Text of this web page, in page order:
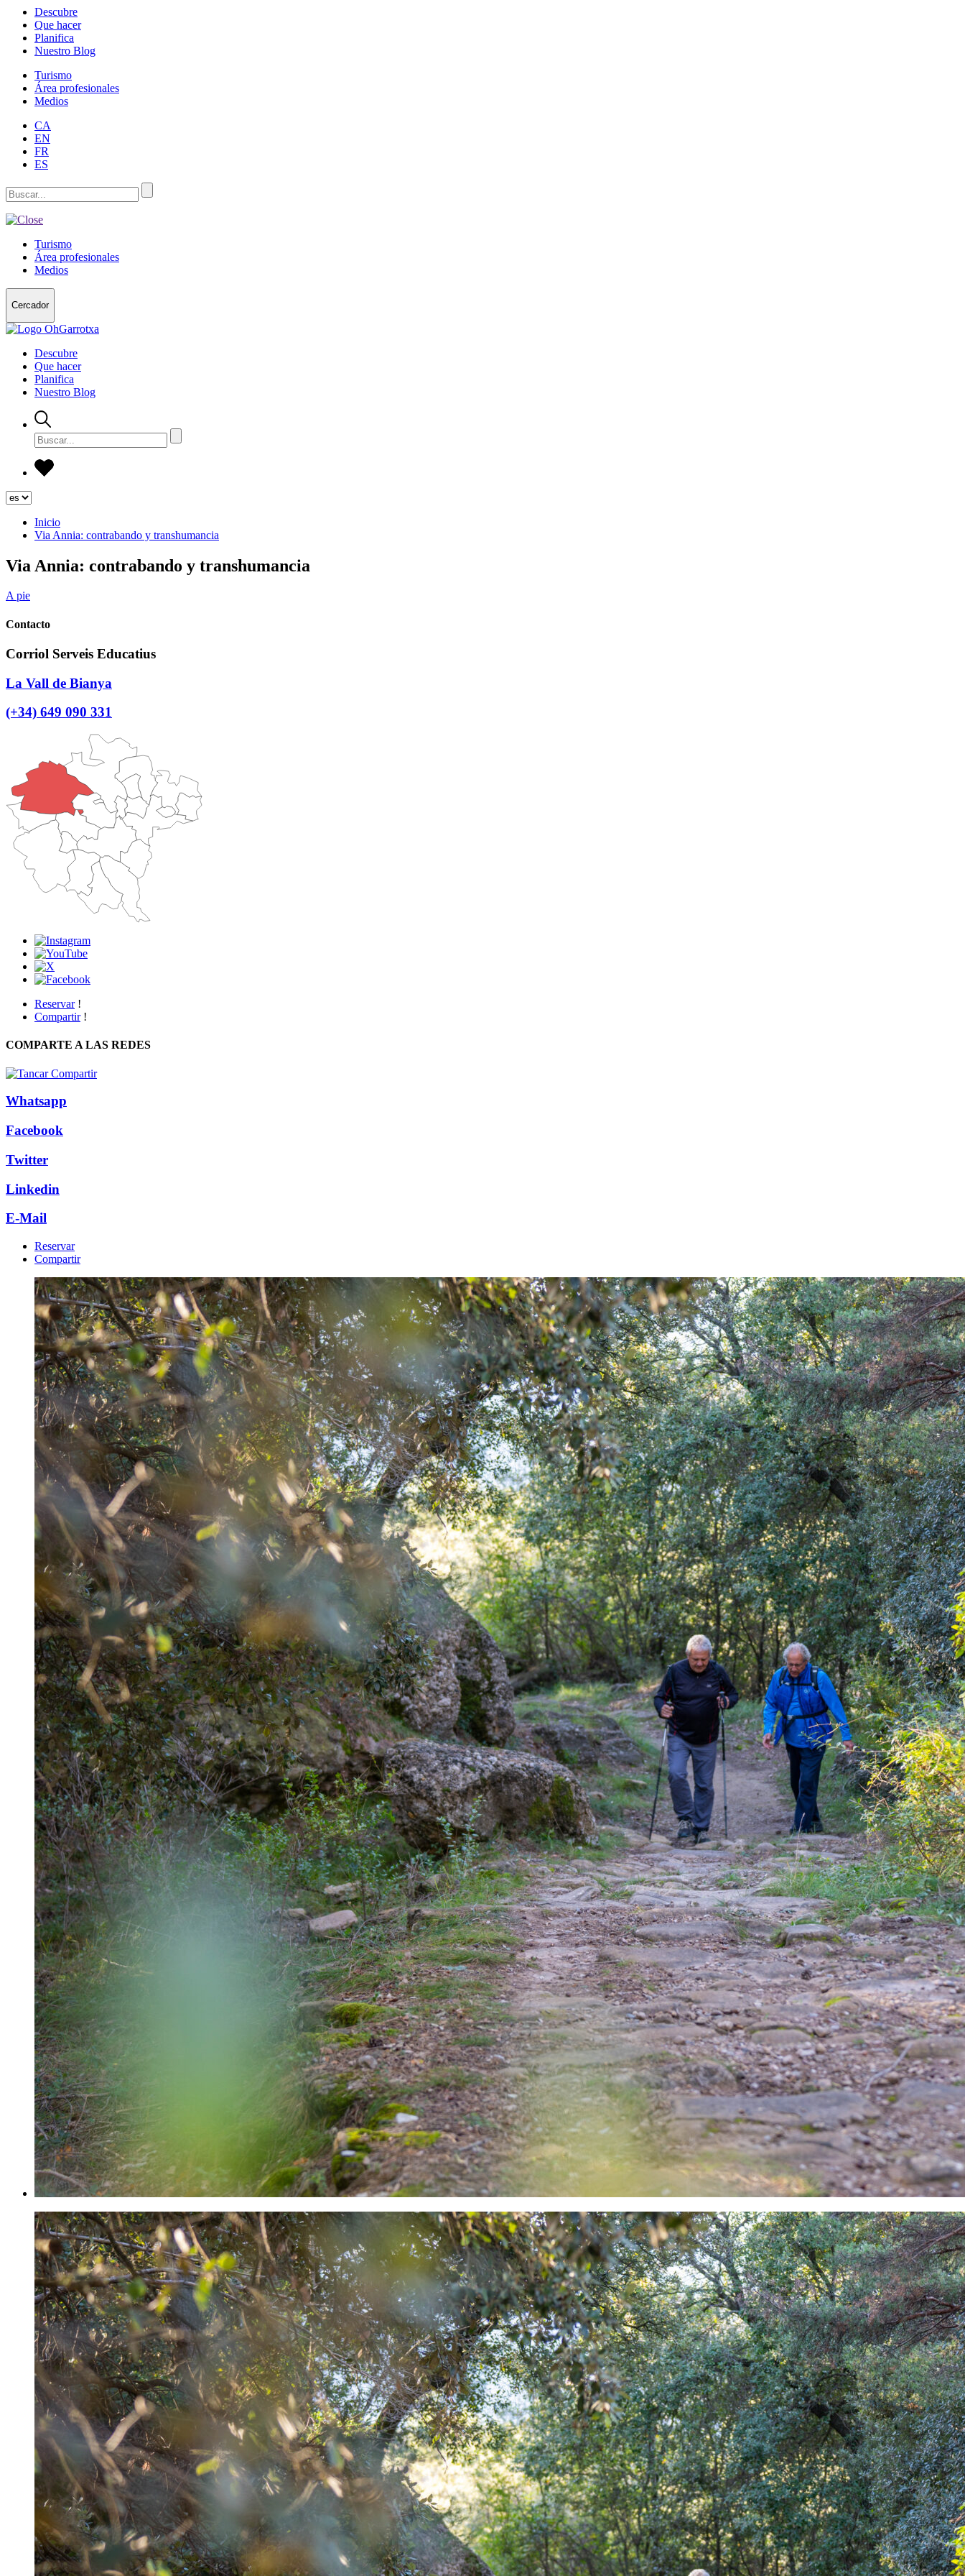
Descubre
Que hacer
Planifica
Nuestro Blog
Turismo
Área profesionales
Medios
CA
EN
FR
ES
Turismo
Área profesionales
Medios
Cercador
Descubre
Que hacer
Planifica
Nuestro Blog
Inicio
Via Annia: contrabando y transhumancia
Via Annia: contrabando y transhumancia
A pie
Contacto
Corriol Serveis Educatius
La Vall de Bianya
(+34) 649 090 331
Reservar !
Compartir !
COMPARTE A LAS REDES
Whatsapp
Facebook
Twitter
Linkedin
E-Mail
Reservar
Compartir